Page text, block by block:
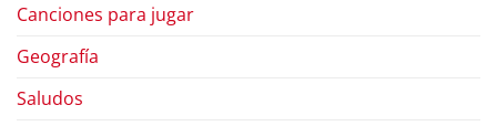
Canciones para jugar
Geografía
Saludos